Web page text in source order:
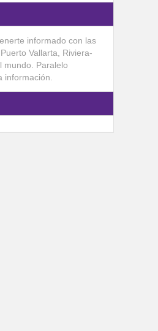
informado con las
Vallarta, Riviera-
mundo. Paralelo
información.